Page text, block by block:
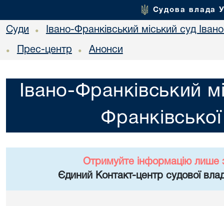
Судова влада
Суди • Івано-Франківський міський суд
• Прес-центр • Анонси
Івано-Франківський
Отримуйте інформацію лише
Єдиний Контакт-центр судової